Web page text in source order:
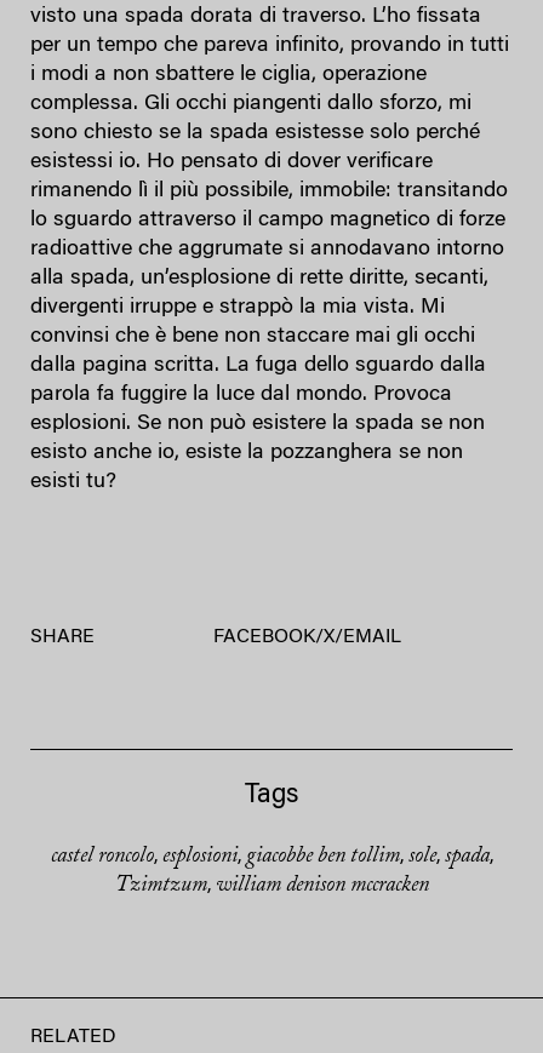
visto una spada dorata di traverso. L’ho fissata
per un tempo che pareva infinito, provando in tutti
i modi a non sbattere le ciglia, operazione
complessa. Gli occhi piangenti dallo sforzo, mi
sono chiesto se la spada esistesse solo perché
esistessi io. Ho pensato di dover verificare
rimanendo lì il più possibile, immobile: transitando
lo sguardo attraverso il campo magnetico di forze
radioattive che aggrumate si annodavano intorno
alla spada, un’esplosione di rette diritte, secanti,
divergenti irruppe e strappò la mia vista. Mi
convinsi che è bene non staccare mai gli occhi
dalla pagina scritta. La fuga dello sguardo dalla
parola fa fuggire la luce dal mondo. Provoca
esplosioni. Se non può esistere la spada se non
esisto anche io, esiste la pozzanghera se non
esisti tu?
SHARE FACEBOOK/X/ EMAIL
Tags
castel roncolo, esplosioni, giacobbe ben tollim, sole, spada,
Tzimtzum, william denison mccracken
RELATED